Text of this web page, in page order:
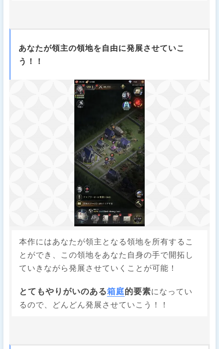
あなたが領主の領地を自由に発展させていこ
う！！
本作にはあなたが領主となる領地を所有するこ
とができ、この領地をあなた自身の手で開拓し
ていきながら発展させていくことが可能！
とてもやりがいのある箱庭的要素になってい
るので、どんどん発展させていこう！！